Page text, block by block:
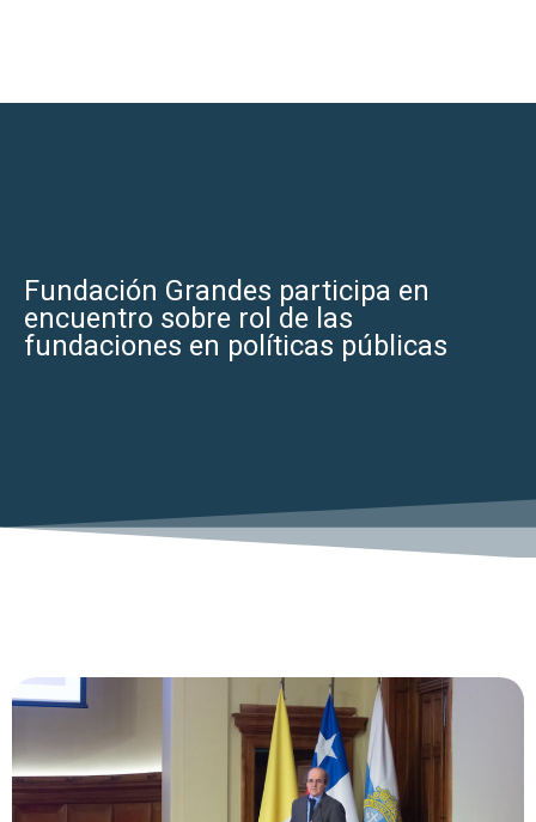
Fundación Grandes participa en
encuentro sobre rol de las
fundaciones en políticas públicas